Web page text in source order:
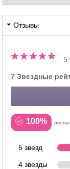
Отзывы
7 Звездные
100%
5 звезд
4 звезды